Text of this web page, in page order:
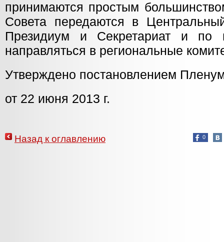
принимаются простым
Совета передаются в
Президиум и Секретариат и по
направляться в региональные
Утверждено постановлением
от 22 июня 2013 г.
0
Назад к оглавлению